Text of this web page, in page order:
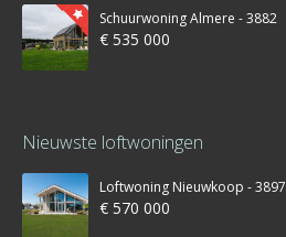
Schuurwoning Almere - 3882
€ 535 000
Nieuwste loftwoningen
Loftwoning Nieuwkoop - 3897
€ 570 000